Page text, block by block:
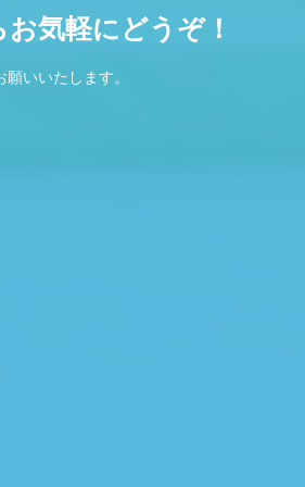
気軽にどうぞ！
いいたします。